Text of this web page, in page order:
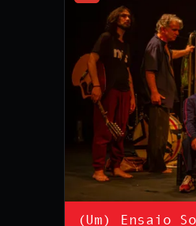
(Um) Ensaio